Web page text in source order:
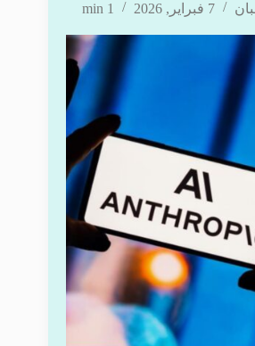
7 فبراير, 2026 1 min